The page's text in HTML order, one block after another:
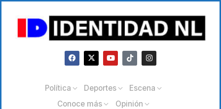
Política Deportes
Escena
Conoce más
Opinión